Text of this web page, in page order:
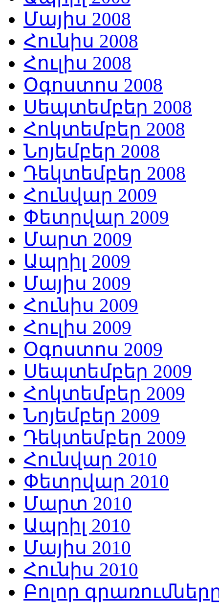
Մայիս 2008
Հունիս 2008
Հուլիս 2008
Օգոստոս 2008
Սեպտեմբեր 2008
Հոկտեմբեր 2008
Նոյեմբեր 2008
Դեկտեմբեր 2008
Հունվար 2009
Փետրվար 2009
Մարտ 2009
Ապրիլ 2009
Մայիս 2009
Հունիս 2009
Հուլիս 2009
Օգոստոս 2009
Սեպտեմբեր 2009
Հոկտեմբեր 2009
Նոյեմբեր 2009
Դեկտեմբեր 2009
Հունվար 2010
Փետրվար 2010
Մարտ 2010
Ապրիլ 2010
Մայիս 2010
Հունիս 2010
Բոլոր